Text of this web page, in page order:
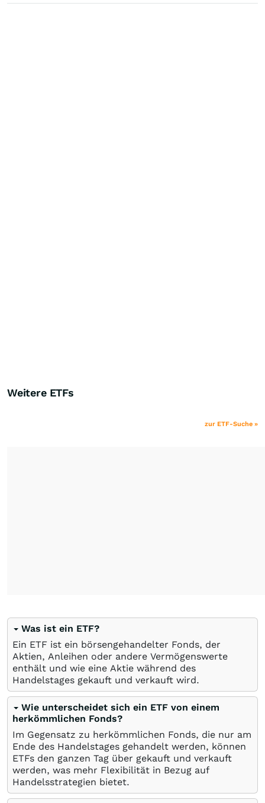
Weitere ETFs
zur ETF-Suche »
Was ist ein ETF?
Ein ETF ist ein börsengehandelter Fonds, der
Aktien, Anleihen oder andere Vermögenswerte
enthält und wie eine Aktie während des
Handelstages gekauft und verkauft wird.
Wie unterscheidet sich ein ETF von einem
herkömmlichen Fonds?
Im Gegensatz zu herkömmlichen Fonds, die nur am
Ende des Handelstages gehandelt werden, können
ETFs den ganzen Tag über gekauft und verkauft
werden, was mehr Flexibilität in Bezug auf
Handelsstrategien bietet.